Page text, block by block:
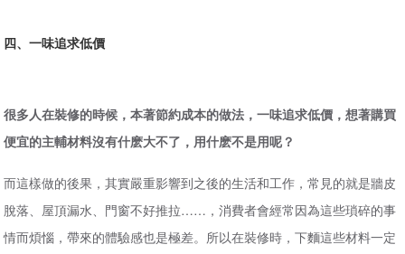
四、一味追求低價
很多人在裝修的時候，本著節約成本的做法，一味追求低價，想著購買
便宜的主輔材料沒有什麽大不了，用什麽不是用呢？
而這樣做的後果，其實嚴重影響到之後的生活和工作，常見的就是牆皮
脫落、屋頂漏水、門窗不好推拉……，消費者會經常因為這些瑣碎的事
情而煩惱，帶來的體驗感也是極差。所以在裝修時，下麵這些材料一定